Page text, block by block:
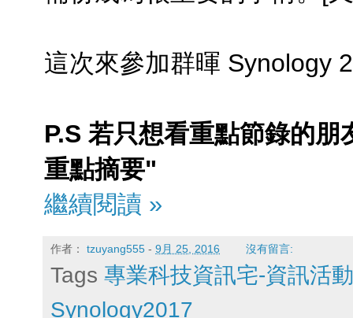
這次來參加群暉 Synology
P.S 若只想看重點節錄的
重點摘要"
繼續閱讀 »
作者： tzuyang555 - 9月 25, 2016 沒有留言:
Tags 專業科技資訊宅-資訊活動
Synology2017